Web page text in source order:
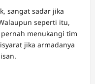
sangat sadar jika
seperti itu,
menukangi tim
jika armadanya